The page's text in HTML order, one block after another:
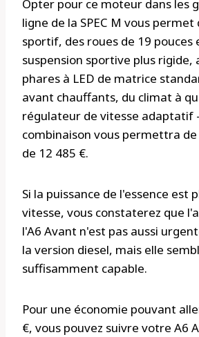
Opter pour ce moteur dans les
ligne de la SPEC M vous
sportif, des roues de 19 pouces
suspension sportive plus rigide,
phares à LED de matrice
avant chauffants, du climat à
régulateur de vitesse adaptatif
combinaison vous permettra
de 12 485 €.
Si la puissance de l'essence est
vitesse, vous constaterez que
l'A6 Avant n'est pas aussi
la version diesel, mais elle
suffisamment capable.
Pour une économie pouvant
€, vous pouvez suivre votre A6